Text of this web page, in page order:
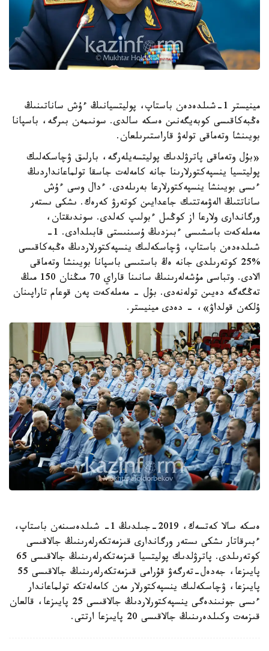
مينيستر 1-شىلدەدەن باستاپ، پوليتسيانىڭ ءۇش ساناتىنىڭ
ەڭبەكاقىسى كوبەيگەنىن ەسكە سالدى. سونىمەن بىرگە، باسپانا
بويىنشا وتەماقى تولەۋ قاراستىرىلعان.
«بۇل وتەماقى پاترۋلدىك پوليتسەيلەرگە، بارلىق ۋچاسكەلىك
پوليتسيا ينسپەكتورلارىنا جانە كامەلەت جاسقا تولماعانداردىڭ
ءىسى بويىنشا ينسپەكتورلارعا بەرىلەدى. ءدال وسى ءۇش
ساناتتىڭ الەۋمەتتىك جاعدايىن كوتەرۋ كەرەك. ىشكى ىستەر
ورگاندارى ولارعا از كوڭىل ءبولىپ كەلدى. سوندىقتان،
مەملەكەت باسشىسى ءبىزدىڭ ۇسىنىستى قابىلدادى. 1-
شىلدەدەن باستاپ، ۋچاسكەلىك ينسپەكتورلاردىڭ ەڭبەكاقىسى
%25 كوتەرىلدى جانە ەڭ باستىسى باسپانا بويىنشا وتەماقى
الادى. وتباسى مۇشەلەرىنىڭ سانىنا قاراي 70 مىڭنان 150 مىڭ
تەڭگەگە دەيىن تولەنەدى. بۇل - مەملەكەت پەن قوعام تاراپىنان
ۇلكەن قولداۋ»، - دەدى مينيستر.
ەسكە سالا كەتسەك، 2019-جىلدىڭ 1- شىلدەسىنەن باستاپ،
ءبىرقاتار ىشكى ىستەر ورگاندارى قىزمەتكەرلەرىنىڭ جالاقىسى
كوتەرىلدى. پاترۋلدىك پوليتسيا قىزمەتكەرلەرىنىڭ جالاقىسى 65
پايىزعا، جەدەل-تەرگەۋ قۇرامى قىزمەتكەرلەرىنىڭ جالاقىسى 55
پايىزعا، ۋچاسكەلىك ينسپەكتورلار مەن كامەلەتكە تولماعاندار
ءىسى جونىندەگى ينسپەكتورلاردىڭ جالاقىسى 25 پايىزعا، قالعان
قىزمەت وكىلدەرىنىڭ جالاقىسى 20 پايىزعا ارتتى.